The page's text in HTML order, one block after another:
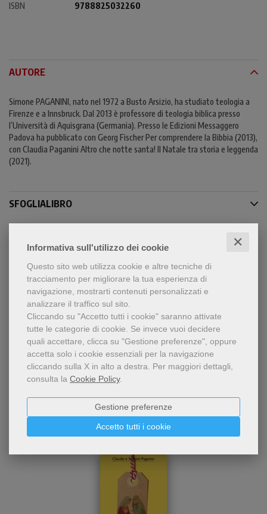
Informativa sull'utilizzo dei cookie ✕
Questo sito web utilizza cookie e altre tecniche di
tracciamento per migliorare la tua esperienza di
navigazione, mostrarti contenuti personalizzati e
analizzare il traffico sul sito.
Cliccando su "Accetto tutti i cookie" saranno attivate
tutte le categorie di cookie. Se invece vuoi decidere
quali accettare, clicca su "Gestione preferenze", oppure
accetta solo i cookie essenziali per la navigazione
cliccando sulla X in alto a destra. Per maggiori dettagli,
consulta la Cookie Policy.
Accetto tutti i cookie
Gestione preferenze
ISBN
9788825032260
AUTORE
Simone PAGANINI, nato nel 1972 a Busto Arsizio, ha studiato teologia a
Firenze e a Innsbruck. Dal 2013 è professore di teologia biblica presso
l’Università di Aquisgrana (Germania). Presso le Edizioni Messaggero
Padova ha pubblicato con Georg Fischer Per comprendere la Bibbia (2013),
con Claudia Paganini Altro che notte santa! Il Natale tra storia e leggenda
(2021).
SFOGLIALIBRO
Condividi
Dello stesso autore